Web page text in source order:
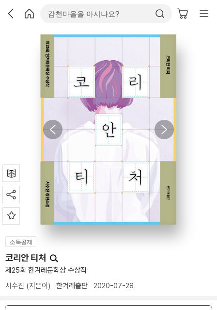
소득공제
코리안 티처
제25회 한겨레문학상 수상작
서수진 (지은이) 한겨레출판 2020-07-28